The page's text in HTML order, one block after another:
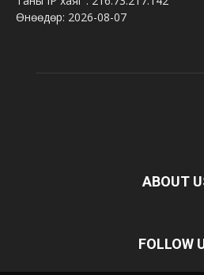
Өнөөдөр: 2026-08-07
ABOUT
FOLLOW